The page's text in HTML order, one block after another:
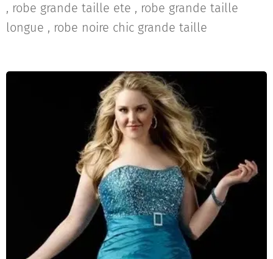
, robe grande taille ete , robe grande taille
longue , robe noire chic grande taille